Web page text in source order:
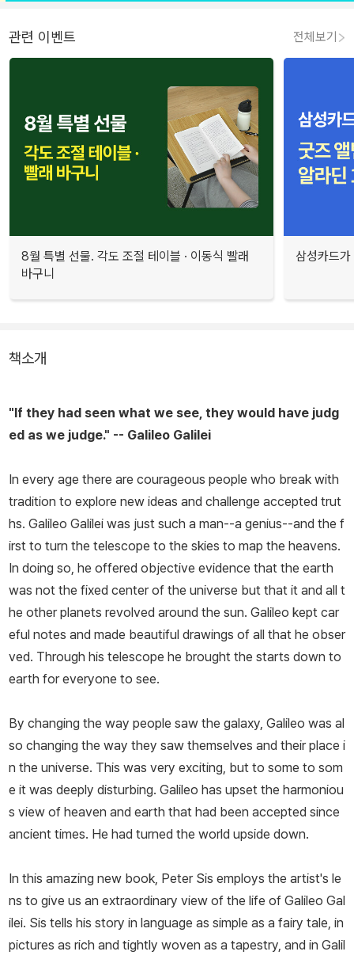
관련 이벤트 전체보기
8월 특별 선물. 각도 조절 테이블 · 이동식 빨래
바구니
삼성카드
책소개
"If they had seen what we see, they would have judg
ed as we judge." -- Galileo Galilei
In every age there are courageous people who break with
tradition to explore new ideas and challenge accepted trut
hs. Galileo Galilei was just such a man--a genius--and the f
irst to turn the telescope to the skies to map the heavens.
In doing so, he offered objective evidence that the earth
was not the fixed center of the universe but that it and all t
he other planets revolved around the sun. Galileo kept car
eful notes and made beautiful drawings of all that he obser
ved. Through his telescope he brought the starts down to
earth for everyone to see.
By changing the way people saw the galaxy, Galileo was al
so changing the way they saw themselves and their place i
n the universe. This was very exciting, but to some to som
e it was deeply disturbing. Galileo has upset the harmoniou
s view of heaven and earth that had been accepted since
ancient times. He had turned the world upside down.
In this amazing new book, Peter Sis employs the artist's le
ns to give us an extraordinary view of the life of Galileo Gal
ilei. Sis tells his story in language as simple as a fairy tale, in
pictures as rich and tightly woven as a tapestry, and in Galil